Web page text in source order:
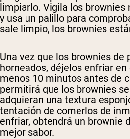
limpiarlo. Vigila los brownies
y usa un palillo para
sale limpio, los brownies
Una vez que los brownies de
horneados, déjelos enfriar
menos 10 minutos antes de
permitirá que los brownies
adquieran una textura
tentación de comerlos de
enfriar, obtendrá un brownie
mejor sabor.